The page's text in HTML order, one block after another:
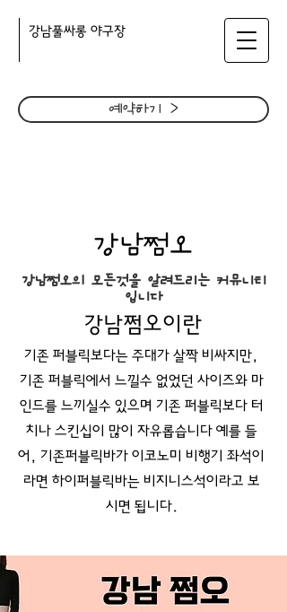
​강남풀싸롱 야구장
예약하기 >
강남쩜오
강남쩜오의 모든것을 알려드리는 커뮤니티
입니다
강남쩜오이란
기존 퍼블릭보다는 주대가 살짝 비싸지만,
기존 퍼블릭에서 느낄수 없었던 사이즈와 마
인드를 느끼실수 있으며 기존 퍼블릭보다 터
치나 스킨십이 많이 자유롭습니다 예를 들
어, 기존퍼블릭바가 이코노미 비행기 좌석이
라면 하이퍼블릭바는 비지니스석이라고 보
시면 됩니다.